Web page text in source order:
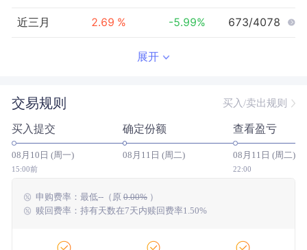
近三月 2.69 % -5.99% 673/4078
-1.23
近三年 481/1789
近五年 45.49% 8.84% 132/1132
今年以来 2419/3837
成立以来 59.15%
展开
交易规则 买入/卖出规则
买入提交
08月10日 (周一)
15:00前
确定份额
08月11日 (周二)
查看盈亏
08月11日 (周二)
22:00
申购费率： 最低--（原 0.00%）
赎回费率：持有天数在7天内赎回费率1.50%